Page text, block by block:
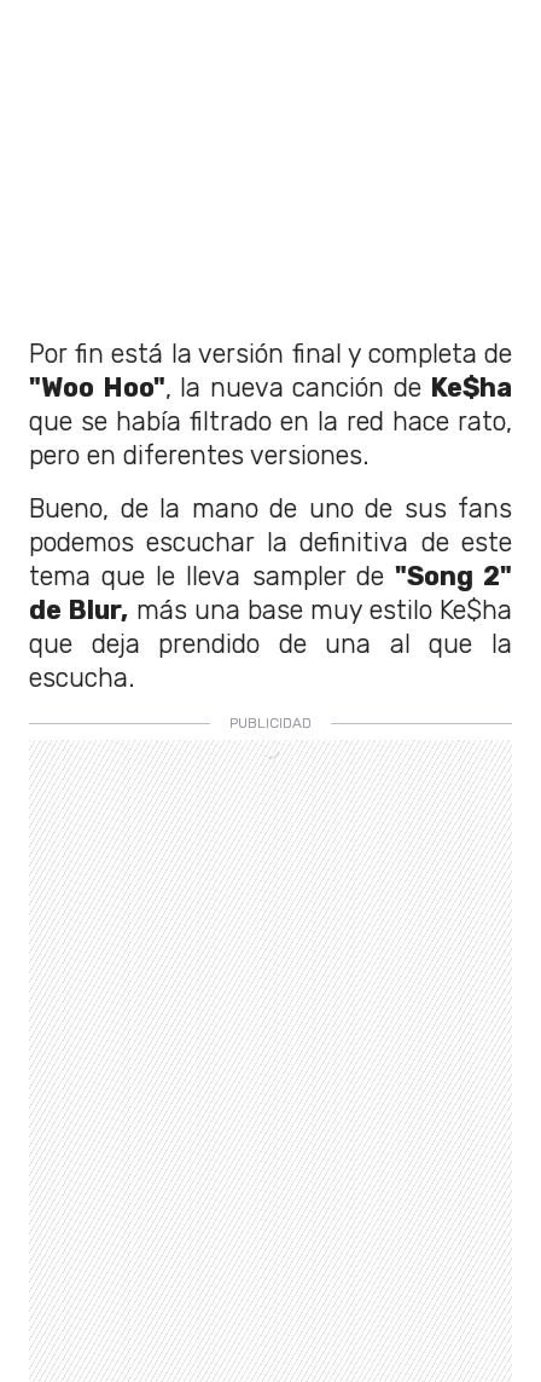
Por fin está la versión final y completa de
"Woo Hoo", la nueva canción de Ke$ha
que se había filtrado en la red hace rato,
pero en diferentes versiones.
Bueno, de la mano de uno de sus fans
podemos escuchar la definitiva de este
tema que le lleva sampler de "Song 2"
de Blur, más una base muy estilo Ke$ha
que deja prendido de una al que la
escucha.